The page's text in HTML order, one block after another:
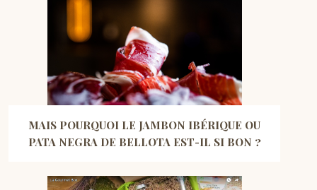
MAIS POURQUOI LE JAMBON IBÉRIQUE OU
PATA NEGRA DE BELLOTA EST-IL SI BON ?